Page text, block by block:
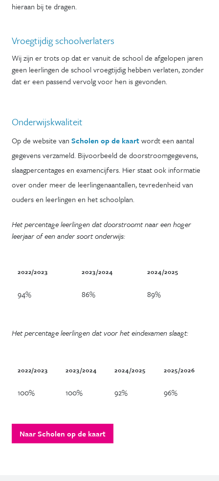
hieraan bij te dragen.
Vroegtijdig schoolverlaters
Wij zijn er trots op dat er vanuit de school de afgelopen jaren
geen leerlingen de school vroegtijdig hebben verlaten, zonder
dat er een passend vervolg voor hen is gevonden.
Onderwijskwaliteit
Op de website van Scholen op de kaartwordt een aantal
gegevens verzameld. Bijvoorbeeld de doorstroomgegevens,
slaagpercentages en examencijfers. Hier staat ook informatie
over onder meer de leerlingenaantallen, tevredenheid van
ouders en leerlingen en het schoolplan.
Het percentage leerlingen dat doorstroomt naar een hoger
leerjaar of een ander soort onderwijs:
2022/2023 2023/2024 2024/2025
94% 86% 89%
Het percentage leerlingen dat voor het eindexamen slaagt:
2022/2023 2023/2024 2024/2025 2025/2026
100% 100% 92% 96%
Naar Scholen op de kaart
Onderwijs